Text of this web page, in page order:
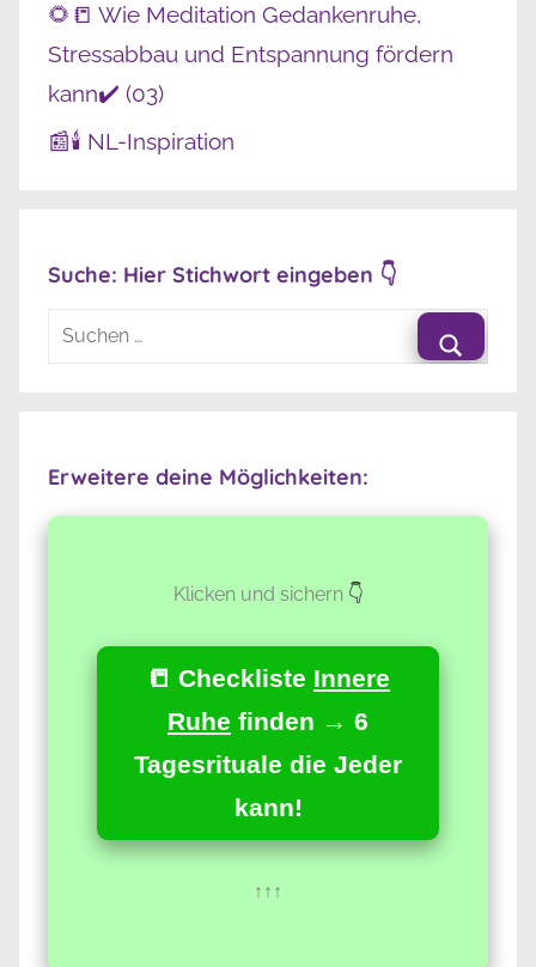
🌻📒 Wie Meditation Gedankenruhe,
Stressabbau und Entspannung fördern
kann✔️ (03)
📰🕯️ NL-Inspiration
Suche: Hier Stichwort eingeben 👇
Suchen
Erweitere deine Möglichkeiten:
Klicken und sichern👇
📒 Checkliste Innere
Ruhe finden → 6
Tagesrituale die Jeder
kann!
↑↑↑